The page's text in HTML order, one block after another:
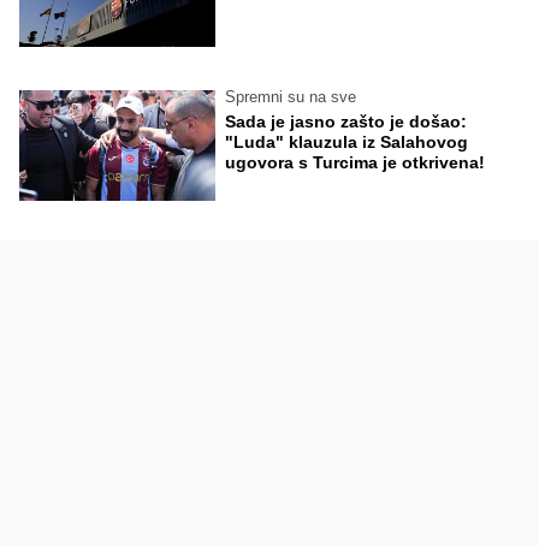
Spremni su na sve
Sada je jasno zašto je došao:
"Luda" klauzula iz Salahovog
ugovora s Turcima je otkrivena!